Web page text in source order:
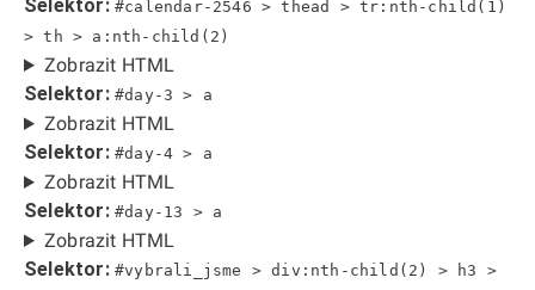
Selektor: #calendar-2546 > thead > tr:nth-child(1)
> th > a:nth-child(2)
Zobrazit HTML
Selektor: #day-3 > a
Zobrazit HTML
Selektor: #day-4 > a
Zobrazit HTML
Selektor: #day-13 > a
Zobrazit HTML
Selektor: #vybrali_jsme > div:nth-child(2) > h3 >